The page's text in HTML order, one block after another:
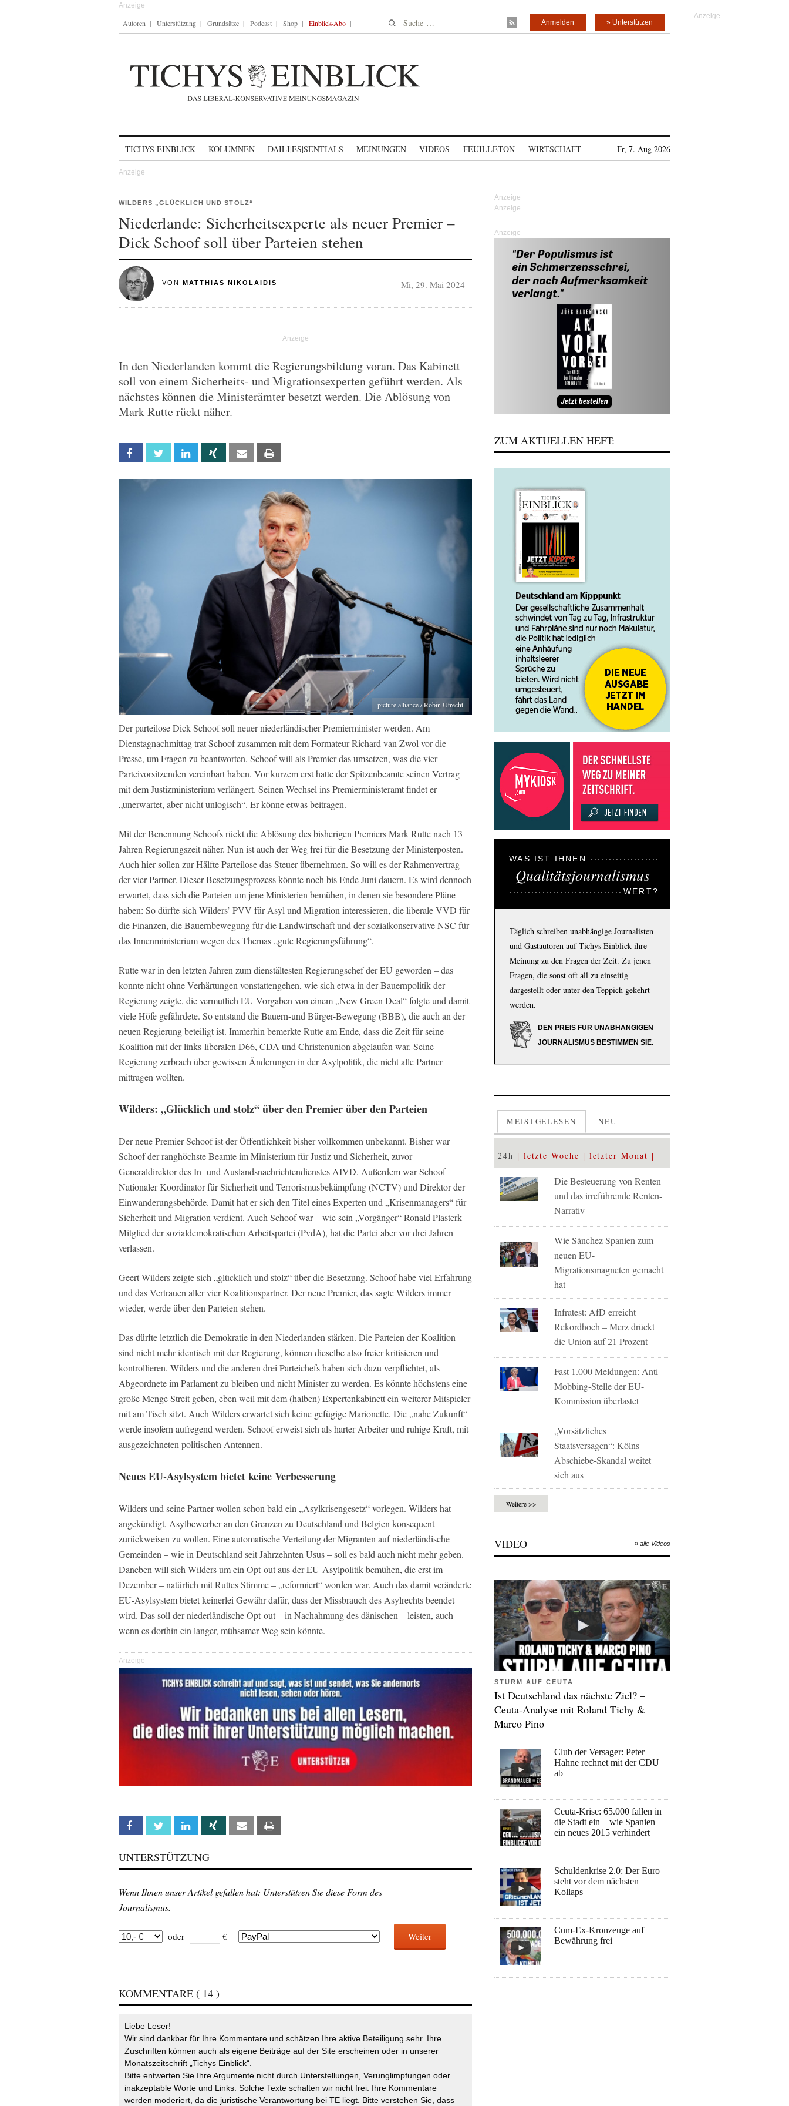
Autoren Unterstützung Grundsätze Podcast Shop Einblick-Abo Suche nach: » Unterstützen
Anmelden
TICHYS EINBLICK KOLUMNEN DAILI|ES|SENTIALS MEINUNGEN VIDEOS FEUILLETON WIRTSCHAFT Fr, 7. Aug 2026
WILDERS „GLÜCKLICH UND STOLZ“
Niederlande: Sicherheitsexperte als neuer Premier –
Dick Schoof soll über Parteien stehen
VON MATTHIAS NIKOLAIDIS Mi, 29. Mai 2024
In den Niederlanden kommt die Regierungsbildung voran. Das Kabinett
soll von einem Sicherheits- und Migrationsexperten geführt werden. Als
nächstes können die Ministerämter besetzt werden. Die Ablösung von
Mark Rutte rückt näher.
Facebook Twitter Linkedin Xing Email
picture alliance / Robin Utrecht
Der parteilose Dick Schoof soll neuer niederländischer Premierminister werden. Am
Dienstagnachmittag trat Schoof zusammen mit dem Formateur Richard van Zwol vor die
Presse, um Fragen zu beantworten. Schoof will als Premier das umsetzen, was die vier
Parteivorsitzenden vereinbart haben. Vor kurzem erst hatte der Spitzenbeamte seinen Vertrag
mit dem Justizministerium verlängert. Seinen Wechsel ins Premierministeramt findet er
„unerwartet, aber nicht unlogisch“. Er könne etwas beitragen.
Mit der Benennung Schoofs rückt die Ablösung des bisherigen Premiers Mark Rutte nach 13
Jahren Regierungszeit näher. Nun ist auch der Weg frei für die Besetzung der Ministerposten.
Auch hier sollen zur Hälfte Parteilose das Steuer übernehmen. So will es der Rahmenvertrag
der vier Partner. Dieser Besetzungsprozess könnte noch bis Ende Juni dauern. Es wird dennoch
erwartet, dass sich die Parteien um jene Ministerien bemühen, in denen sie besondere Pläne
haben: So dürfte sich Wilders’ PVV für Asyl und Migration interessieren, die liberale VVD für
die Finanzen, die Bauernbewegung für die Landwirtschaft und der sozialkonservative NSC für
das Innenministerium wegen des Themas „gute Regierungsführung“.
Rutte war in den letzten Jahren zum dienstältesten Regierungschef der EU geworden – das
konnte nicht ohne Verhärtungen vonstattengehen, wie sich etwa in der Bauernpolitik der
Regierung zeigte, die vermutlich EU-Vorgaben von einem „New Green Deal“ folgte und damit
viele Höfe gefährdete. So entstand die Bauern-und Bürger-Bewegung (BBB), die auch an der
neuen Regierung beteiligt ist. Immerhin bemerkte Rutte am Ende, dass die Zeit für seine
Koalition mit der links-liberalen D66, CDA und Christenunion abgelaufen war. Seine
Regierung zerbrach über gewissen Änderungen in der Asylpolitik, die nicht alle Partner
mittragen wollten.
Wilders: „Glücklich und stolz“ über den Premier über den Parteien
Der neue Premier Schoof ist der Öffentlichkeit bisher vollkommen unbekannt. Bisher war
Schoof der ranghöchste Beamte im Ministerium für Justiz und Sicherheit, zuvor
Generaldirektor des In- und Auslandsnachrichtendienstes AIVD. Außerdem war Schoof
Nationaler Koordinator für Sicherheit und Terrorismusbekämpfung (NCTV) und Direktor der
Einwanderungsbehörde. Damit hat er sich den Titel eines Experten und „Krisenmanagers“ für
Sicherheit und Migration verdient. Auch Schoof war – wie sein „Vorgänger“ Ronald Plasterk –
Mitglied der sozialdemokratischen Arbeitspartei (PvdA), hat die Partei aber vor drei Jahren
verlassen.
Geert Wilders zeigte sich „glücklich und stolz“ über die Besetzung. Schoof habe viel Erfahrung
und das Vertrauen aller vier Koalitionspartner. Der neue Premier, das sagte Wilders immer
wieder, werde über den Parteien stehen.
Das dürfte letztlich die Demokratie in den Niederlanden stärken. Die Parteien der Koalition
sind nicht mehr identisch mit der Regierung, können dieselbe also freier kritisieren und
kontrollieren. Wilders und die anderen drei Parteichefs haben sich dazu verpflichtet, als
Abgeordnete im Parlament zu bleiben und nicht Minister zu werden. Es könnte höchstens eine
große Menge Streit geben, eben weil mit dem (halben) Expertenkabinett ein weiterer Mitspieler
mit am Tisch sitzt. Auch Wilders erwartet sich keine gefügige Marionette. Die „nahe Zukunft“
werde insofern aufregend werden. Schoof erweist sich als harter Arbeiter und ruhige Kraft, mit
ausgezeichneten politischen Antennen.
Neues EU-Asylsystem bietet keine Verbesserung
Wilders und seine Partner wollen schon bald ein „Asylkrisengesetz“ vorlegen. Wilders hat
angekündigt, Asylbewerber an den Grenzen zu Deutschland und Belgien konsequent
zurückweisen zu wollen. Eine automatische Verteilung der Migranten auf niederländische
Gemeinden – wie in Deutschland seit Jahrzehnten Usus – soll es bald auch nicht mehr geben.
Daneben will sich Wilders um ein Opt-out aus der EU-Asylpolitik bemühen, die erst im
Dezember – natürlich mit Ruttes Stimme – „reformiert“ worden war. Auch das damit veränderte
EU-Asylsystem bietet keinerlei Gewähr dafür, dass der Missbrauch des Asylrechts beendet
wird. Das soll der niederländische Opt-out – in Nachahmung des dänischen – leisten, auch
wenn es dorthin ein langer, mühsamer Weg sein könnte.
Anzeige
Facebook Twitter Linkedin Xing Email
UNTERSTÜTZUNG
Wenn Ihnen unser Artikel gefallen hat: Unterstützen Sie diese Form des
Journalismus.
oder € Weiter
KOMMENTARE ( 14 )
Liebe Leser!
Wir sind dankbar für Ihre Kommentare und schätzen Ihre aktive Beteiligung sehr. Ihre
Zuschriften können auch als eigene Beiträge auf der Site erscheinen oder in unserer
Monatszeitschrift „Tichys Einblick“.
Bitte entwerten Sie Ihre Argumente nicht durch Unterstellungen, Verunglimpfungen oder
inakzeptable Worte und Links. Solche Texte schalten wir nicht frei. Ihre Kommentare
werden moderiert, da die juristische Verantwortung bei TE liegt. Bitte verstehen Sie, dass
Anzeige
ZUM AKTUELLEN HEFT:
WAS IST IHNEN
Qualitätsjournalismus
WERT?
Täglich schreiben unabhängige Journalisten
und Gastautoren auf Tichys Einblick ihre
Meinung zu den Fragen der Zeit. Zu jenen
Fragen, die sonst oft all zu einseitig
dargestellt oder unter den Teppich gekehrt
werden.
DEN PREIS FÜR UNABHÄNGIGEN
JOURNALISMUS BESTIMMEN SIE.
MEISTGELESEN NEU
24h letzte Woche letzter Monat
Die Besteuerung von Renten
und das irreführende Renten-
Narrativ
Wie Sánchez Spanien zum
neuen EU-
Migrationsmagneten gemacht
hat
Infratest: AfD erreicht
Rekordhoch – Merz drückt
die Union auf 21 Prozent
Fast 1.000 Meldungen: Anti-
Mobbing-Stelle der EU-
Kommission überlastet
„Vorsätzliches
Staatsversagen“: Kölns
Abschiebe-Skandal weitet
sich aus
Weitere >>
VIDEO » alle Videos
STURM AUF CEUTA
Ist Deutschland das nächste Ziel? –
Ceuta-Analyse mit Roland Tichy &
Marco Pino
Club der Versager: Peter
Hahne rechnet mit der CDU
ab
Ceuta-Krise: 65.000 fallen in
die Stadt ein – wie Spanien
ein neues 2015 verhindert
Schuldenkrise 2.0: Der Euro
steht vor dem nächsten
Kollaps
Cum-Ex-Kronzeuge auf
Bewährung frei